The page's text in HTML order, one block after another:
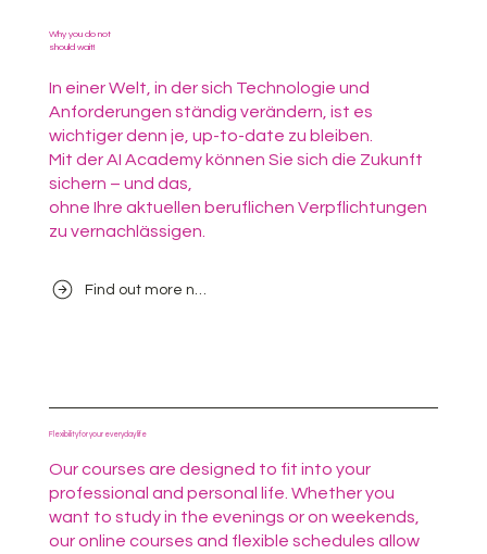
Why you do not
should wait!
In einer Welt, in der sich Technologie und
Anforderungen ständig verändern, ist es
wichtiger denn je, up-to-date zu bleiben.
Mit der AI Academy können Sie sich die Zukunft
sichern – und das,
ohne Ihre aktuellen beruflichen Verpflichtungen
zu vernachlässigen.
Find out more now
Flexibility for your everyday life
Our courses are designed to fit into your
professional and personal life. Whether you
want to study in the evenings or on weekends,
our online courses and flexible schedules allow